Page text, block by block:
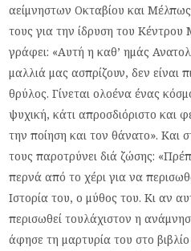
αείμνηστων Οκταβίου και
τους για την ίδρυση του
γράφει: «Αυτή η καθ’ ημάς
μαλλιά μας ασπρίζουν, δεν είναι
θρύλος. Γίνεται ολοένα ένας
ψυχική, κάτι απροσδιόριστο και
την ποίηση και τον θάνατο». Και
τους παροτρύνει διά ζώσης:
περνά από το χέρι για να
Ιστορία του, ο μύθος του. Κι αν
περισωθεί τουλάχιστον η
άφησε τη μαρτυρία του στο